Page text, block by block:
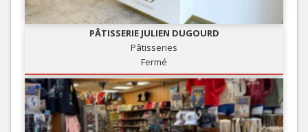
PÂTISSERIE JULIEN DUGOURD
Pâtisseries
Fermé